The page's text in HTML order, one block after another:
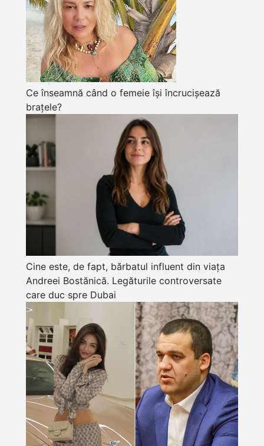
Ce înseamnă când o femeie își încrucișează
brațele?
Cine este, de fapt, bărbatul influent din viața
Andreei Bostănică. Legăturile controversate
care duc spre Dubai